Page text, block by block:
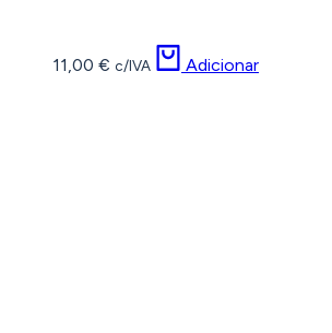
11,00 € c/IVA Adicionar